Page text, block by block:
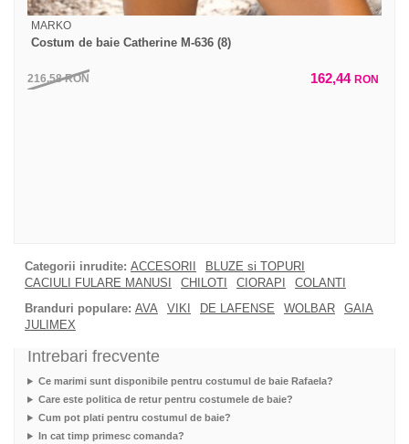
MARKO
Costum de baie Catherine M-636 (8)
216,58RON 162,44 RON
Categorii inrudite: ACCESORII
BLUZE si TOPURI
CACIULI FULARE MANUSI
CHILOTI CIORAPI
COLANTI
Branduri populare: AVA VIKI DE LAFENSE WOLBAR
GAIA
JULIMEX
Intrebari frecvente
Ce marimi sunt disponibile pentru costumul de baie Rafaela?
Care este politica de retur pentru costumele de baie?
Cum pot plati pentru costumul de baie?
In cat timp primesc comanda?